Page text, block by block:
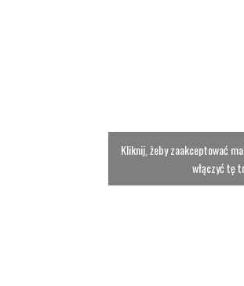
Kliknij, żeby zaakceptować
włączyć tę